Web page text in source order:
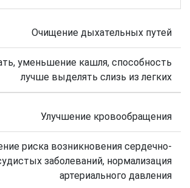
Очищение дыхательных путей
уменьшение кашля, способность
лучше выделять слизь из легких
Улучшение кровообращения
риска возникновения сердечно-
заболеваний, нормализация
артериального давления